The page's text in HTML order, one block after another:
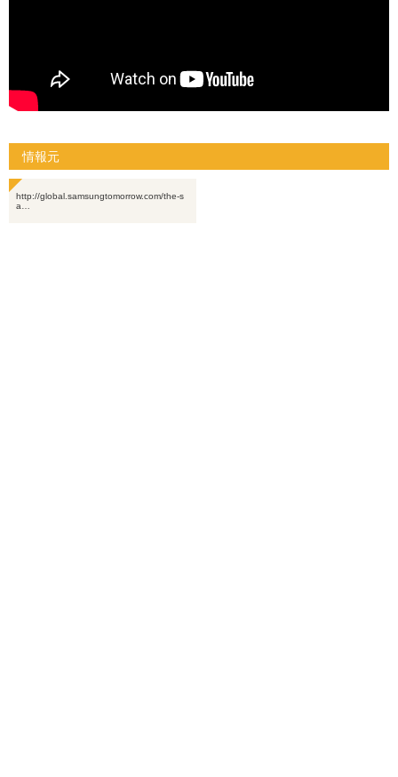
情報元
http://global.samsungtomorrow.com/the-s
a…